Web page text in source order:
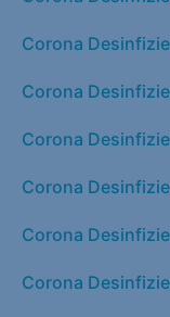
Corona
Corona
Corona
Corona
Corona
Corona